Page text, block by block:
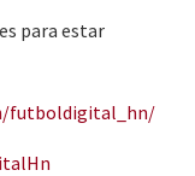
para estar
futboldigital_hn/